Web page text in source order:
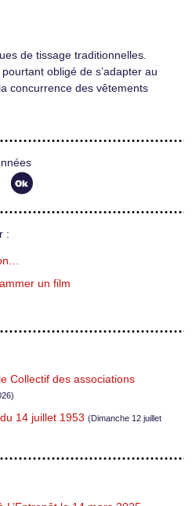
de tissage traditionnelles.
obligé de s’adapter au
concurrence des vêtements
:
un film
Collectif des associations
14 juillet 1953 (Dimanche 12 juillet